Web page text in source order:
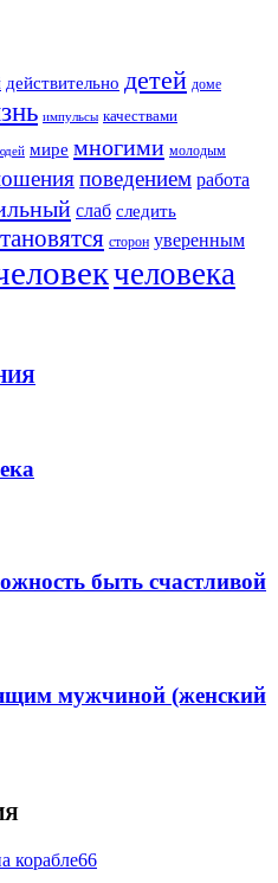
действительно детей доме
импульсы качествами
мире многими молодым
поведением работа
слаб следить
сторон уверенным
человека
быть счастливой
мужчиной (женский
корабле66